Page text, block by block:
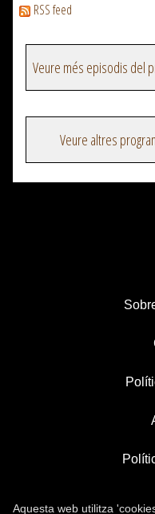
RSS feed
Veure altres
Aquesta web utilitza